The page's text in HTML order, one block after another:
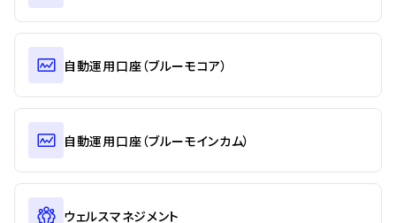
自動運用口座（ブルーモコア）
自動運用口座（ブルーモインカム）
ウェルスマネジメント